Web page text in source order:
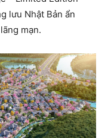
lưu Nhật Bản ẩn
lãng mạn.